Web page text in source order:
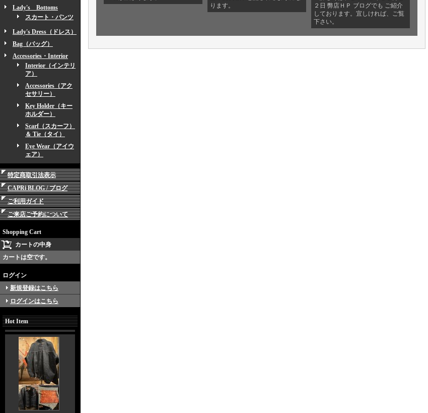
Lady's Bottoms
スカート・パンツ
Lady's Dress（ドレス）
Bag（バッグ）
Accessories・Interior
Interior（インテリ
ア）
Accessories（アク
セサリー）
Key Holder（キー
ホルダー）
Scarf（スカーフ）
＆ Tie（タイ）
Eye Wear（アイウ
ェア）
特定商取引法表示
CAPRi BLOG / ブログ
ご利用ガイド
ご来店ご予約について
Shopping Cart
カートの中身
カートは空です。
ログイン
新規登録はこちら
ログインはこちら
Hot Item
ります。
２日 弊店ＨＰ ブログでも ご紹介
しております。宜しければ、ご覧
下さい。